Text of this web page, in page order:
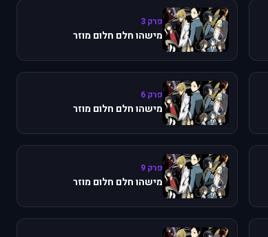
פרק 3
מישהו חלם חלום מוזר
פרק 6
מישהו חלם חלום מוזר
פרק 9
מישהו חלם חלום מוזר